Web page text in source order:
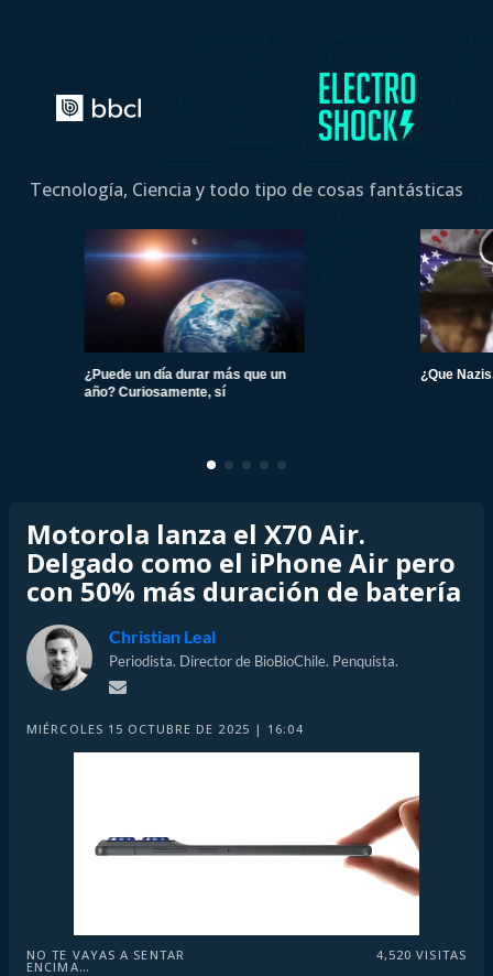
Tecnología, Ciencia y todo tipo de cosas fantásticas
¿Puede un día durar más que un
año? Curiosamente, sí
¿Que
Motorola lanza el X70 Air.
Delgado como el iPhone Air pero
con 50% más duración de batería
Christian Leal
Periodista. Director de BioBioChile. Penquista.
MIÉRCOLES 15 OCTUBRE DE 2025 | 16:04
NO TE VAYAS A SENTAR
ENCIMA…
4,520 VISITAS